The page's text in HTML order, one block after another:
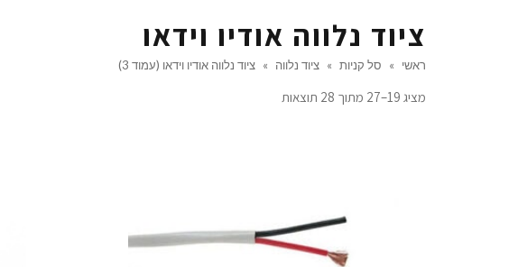
ציוד נלווה אודיו וידאו
ראשי » סל קניות » ציוד נלווה » ציוד נלווה אודיו וידאו (עמוד 3)
מציג 19–27 מתוך 28 תוצאות